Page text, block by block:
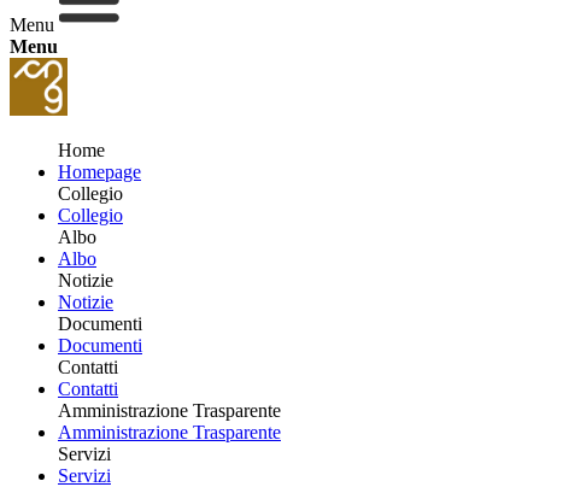
Menu
Menu
Home
Homepage
Collegio
Collegio
Albo
Albo
Notizie
Notizie
Documenti
Documenti
Contatti
Contatti
Amministrazione Trasparente
Amministrazione Trasparente
Servizi
Servizi